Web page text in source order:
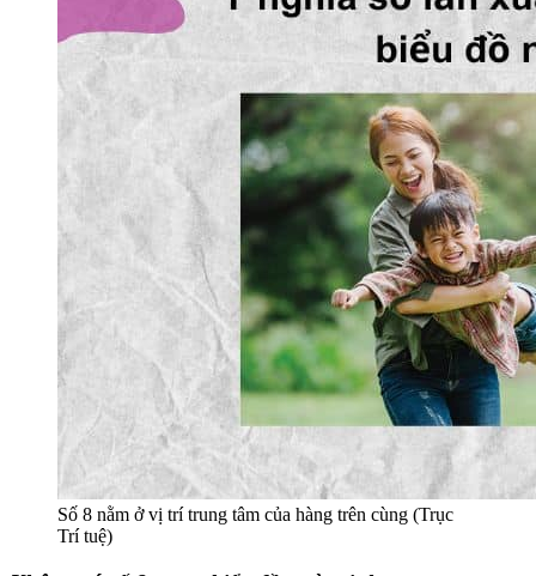
Số 8 nằm ở vị trí trung tâm của hàng trên cùng (Trục
Trí tuệ)